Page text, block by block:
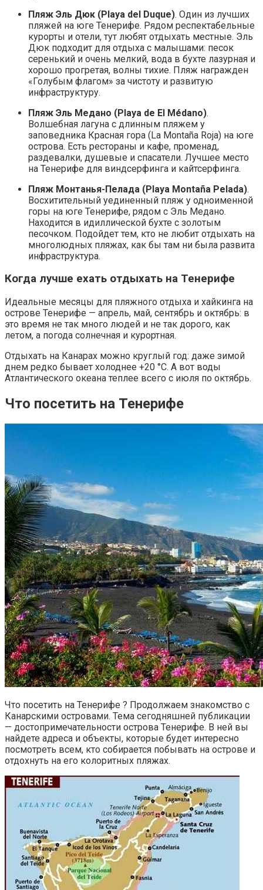
Пляж Эль Дюк (Playa del Duque). Один из лучших
пляжей на юге Тенерифе. Рядом респектабельные
курорты и отели, тут любят отдыхать местные. Эль
Дюк подходит для отдыха с малышами: песок
серенький и очень мелкий, вода в бухте лазурная и
хорошо прогретая, волны тихие. Пляж награжден
«Голубым флагом» за чистоту и развитую
инфраструктуру.
Пляж Эль Медано (Playa de El Médano).
Волшебная лагуна с длинным пляжем у
заповедника Красная гора (La Montaña Roja) на юге
острова. Есть рестораны и кафе, променад,
раздевалки, душевые и спасатели. Лучшее место
на Тенерифе для виндсерфинга и кайтсерфинга.
Пляж Монтанья-Пелада (Playa Montaña Pelada).
Восхитительный уединенный пляж у одноименной
горы на юге Тенерифе, рядом с Эль Медано.
Находится в идиллической бухте с золотым
песочком. Подойдет тем, кто не любит отдыхать на
многолюдных пляжах, как бы там ни была развита
инфраструктура.
Когда лучше ехать отдыхать на Тенерифе
Идеальные месяцы для пляжного отдыха и хайкинга на
острове Тенерифе — апрель, май, сентябрь и октябрь: в
это время не так много людей и не так дорого, как
летом, а погода солнечная и курортная.
Отдыхать на Канарах можно круглый год: даже зимой
днем редко бывает холоднее +20 °C. А вот воды
Атлантического океана теплее всего с июля по октябрь.
Что посетить на Тенерифе
Что посетить на Тенерифе ? Продолжаем знакомство с
Канарскими островами. Тема сегодняшней публикации
— достопримечательности острова Тенерифе. В ней вы
найдете адреса и объекты, которые будет интересно
посмотреть всем, кто собирается побывать на острове и
отдохнуть на его колоритных пляжах.